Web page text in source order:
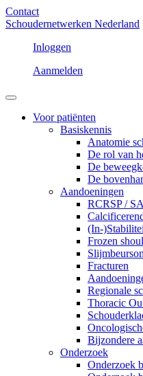
Contact
Schoudernetwerken Nederland
Inloggen
Aanmelden
Voor patiënten
Basiskennis
Anatomie
De rol van
De
De
Aandoeningen
RCRSP /
(In-
Frozen
Fracturen
Regionale
Thoracic
Bijzondere
Onderzoek
Onderzoek